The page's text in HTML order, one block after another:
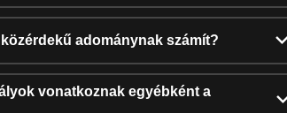
adománynak számít?
vonatkoznak egyébként a